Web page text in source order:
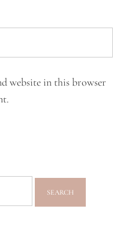
website in this browser